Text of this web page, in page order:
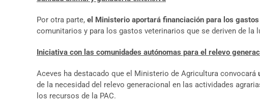
Por otra parte, el Ministerio aportará financiación para los
comunitarios y para los gastos veterinarios que se deriven de
Iniciativa con las comunidades autónomas para el relevo
Aceves ha destacado que el Ministerio de Agricultura convocará
de la necesidad del relevo generacional en las actividades
los recursos de la PAC.